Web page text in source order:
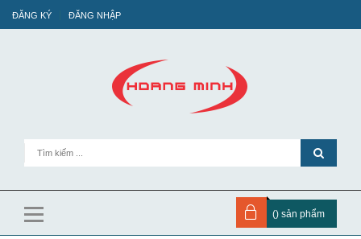
ĐĂNG KÝ ĐĂNG NHẬP
() sản phẩm